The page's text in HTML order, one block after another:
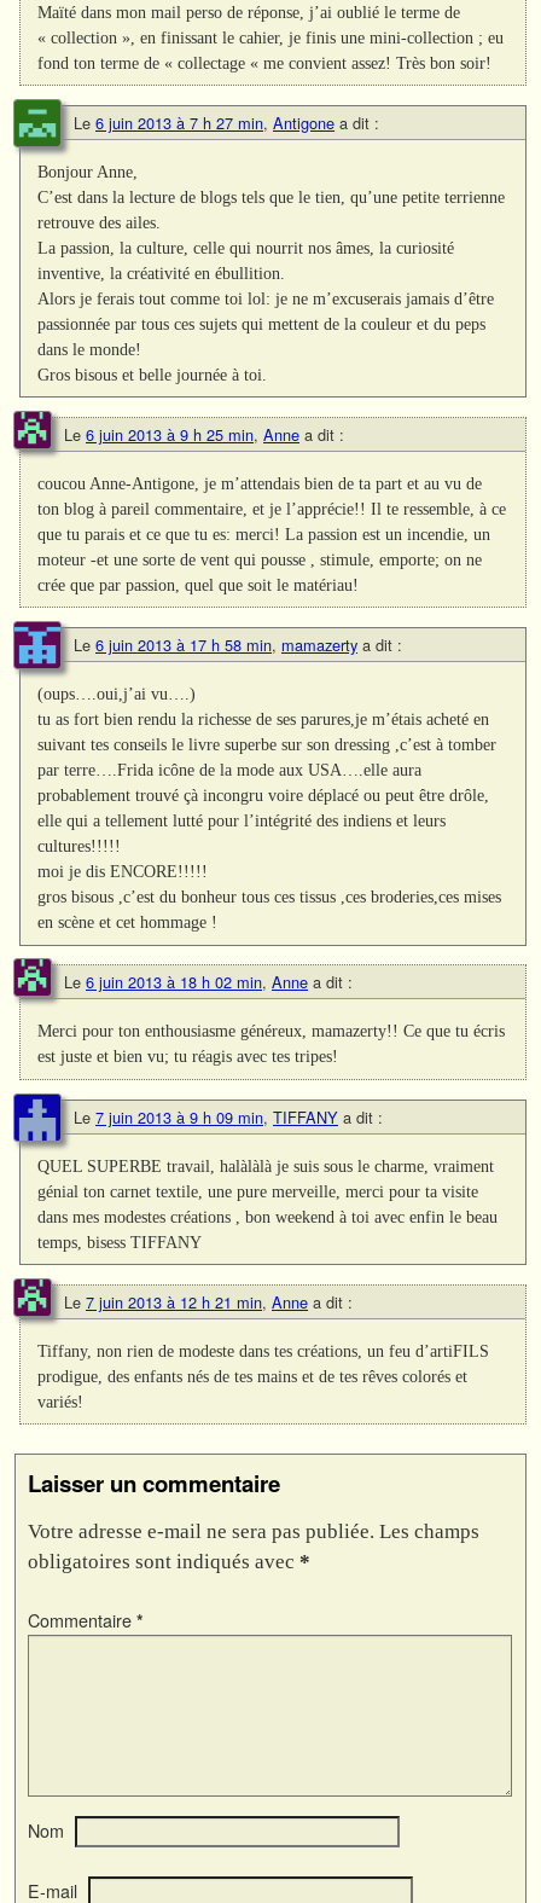
Maïté dans mon mail perso de réponse, j’ai oublié le terme de
« collection », en finissant le cahier, je finis une mini-collection ; eu
fond ton terme de « collectage « me convient assez! Très bon soir!
Le 6 juin 2013 à 7 h 27 min, Antigone a dit :
Bonjour Anne,
C’est dans la lecture de blogs tels que le tien, qu’une petite terrienne
retrouve des ailes.
La passion, la culture, celle qui nourrit nos âmes, la curiosité
inventive, la créativité en ébullition.
Alors je ferais tout comme toi lol: je ne m’excuserais jamais d’être
passionnée par tous ces sujets qui mettent de la couleur et du peps
dans le monde!
Gros bisous et belle journée à toi.
Le 6 juin 2013 à 9 h 25 min, Anne a dit :
coucou Anne-Antigone, je m’attendais bien de ta part et au vu de
ton blog à pareil commentaire, et je l’apprécie!! Il te ressemble, à ce
que tu parais et ce que tu es: merci! La passion est un incendie, un
moteur -et une sorte de vent qui pousse , stimule, emporte; on ne
crée que par passion, quel que soit le matériau!
Le 6 juin 2013 à 17 h 58 min, mamazerty a dit :
(oups….oui,j’ai vu….)
tu as fort bien rendu la richesse de ses parures,je m’étais acheté en
suivant tes conseils le livre superbe sur son dressing ,c’est à tomber
par terre….Frida icône de la mode aux USA….elle aura
probablement trouvé çà incongru voire déplacé ou peut être drôle,
elle qui a tellement lutté pour l’intégrité des indiens et leurs
cultures!!!!!
moi je dis ENCORE!!!!!
gros bisous ,c’est du bonheur tous ces tissus ,ces broderies,ces mises
en scène et cet hommage !
Le 6 juin 2013 à 18 h 02 min, Anne a dit :
Merci pour ton enthousiasme généreux, mamazerty!! Ce que tu écris
est juste et bien vu; tu réagis avec tes tripes!
Le 7 juin 2013 à 9 h 09 min, TIFFANY a dit :
QUEL SUPERBE travail, halàlàlà je suis sous le charme, vraiment
génial ton carnet textile, une pure merveille, merci pour ta visite
dans mes modestes créations , bon weekend à toi avec enfin le beau
temps, bisess TIFFANY
Le 7 juin 2013 à 12 h 21 min, Anne a dit :
Tiffany, non rien de modeste dans tes créations, un feu d’artiFILS
prodigue, des enfants nés de tes mains et de tes rêves colorés et
variés!
Laisser un commentaire
Votre adresse e-mail ne sera pas publiée. Les champs
obligatoires sont indiqués avec *
Commentaire *
Nom
E-mail